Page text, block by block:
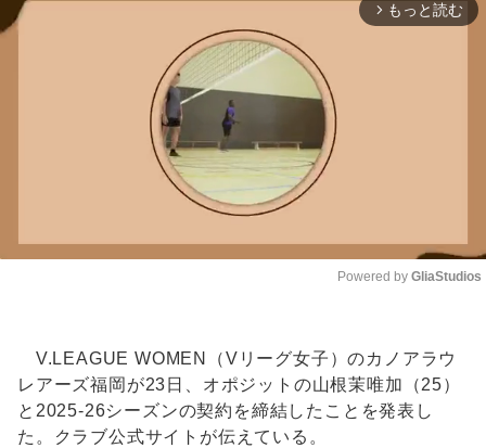
arrow_forward_ios もっと読む
Powered by GliaStudios
V.LEAGUE WOMEN（Vリーグ女子）のカノアラウ
レアーズ福岡が23日、オポジットの山根茉唯加（25）
と2025-26シーズンの契約を締結したことを発表し
た。クラブ公式サイトが伝えている。